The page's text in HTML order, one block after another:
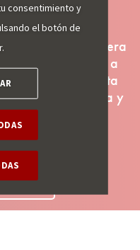
qué datos considera
de agregarlos a
más concreta
será la búsqueda y
consentimiento y
el botón de